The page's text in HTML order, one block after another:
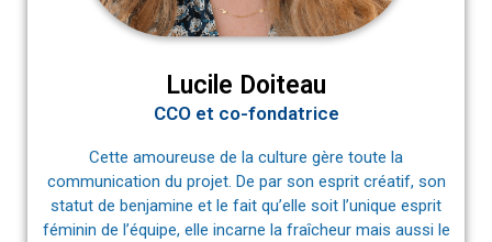
Lucile Doiteau
CCO et co-fondatrice
Cette amoureuse de la culture gère toute la
communication du projet. De par son esprit créatif, son
statut de benjamine et le fait qu’elle soit l’unique esprit
féminin de l’équipe, elle incarne la fraîcheur mais aussi le